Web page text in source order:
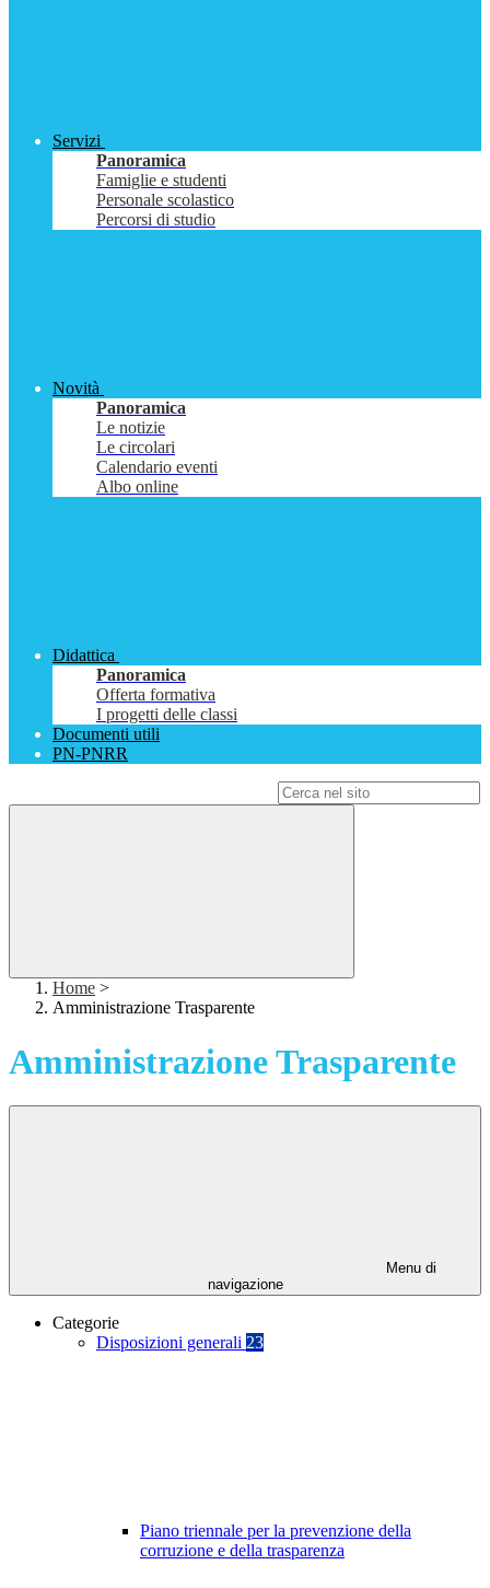
Servizi
Panoramica
Famiglie e studenti
Personale scolastico
Percorsi di studio
Novità
Panoramica
Le notizie
Le circolari
Calendario eventi
Albo online
Didattica
Panoramica
Offerta formativa
I progetti delle classi
Documenti utili
PN-PNRR
Home >
Amministrazione Trasparente
Amministrazione Trasparente
Menu di
navigazione
Categorie
Disposizioni generali 23
Piano triennale per la prevenzione della
corruzione e della trasparenza